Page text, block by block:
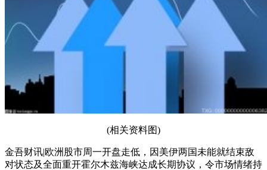
(相关资料图)
金吾财讯|欧洲股市周一开盘走低，因美伊两国未能就结束敌
对状态及全面重开霍尔木兹海峡达成长期协议，令市场情绪持